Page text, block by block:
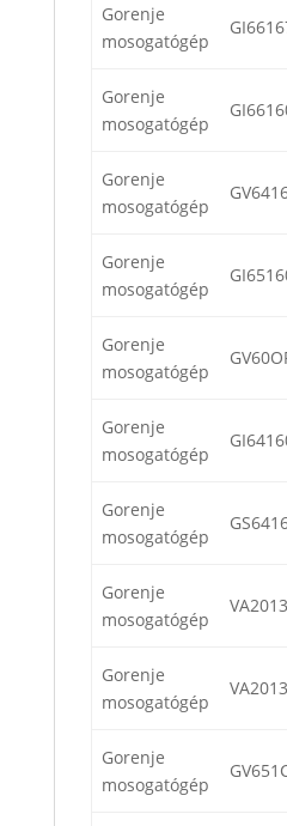
Gorenje
mosogatógép
Gorenje
mosogatógép
Gorenje
mosogatógép
Gorenje
mosogatógép
Gorenje
mosogatógép
Gorenje
mosogatógép
Gorenje
mosogatógép
Gorenje
mosogatógép
Gorenje
mosogatógép
Gorenje
mosogatógép